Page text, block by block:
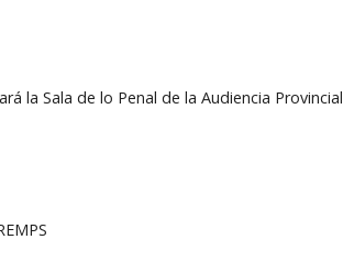
la Sala de lo Penal de la Audiencia